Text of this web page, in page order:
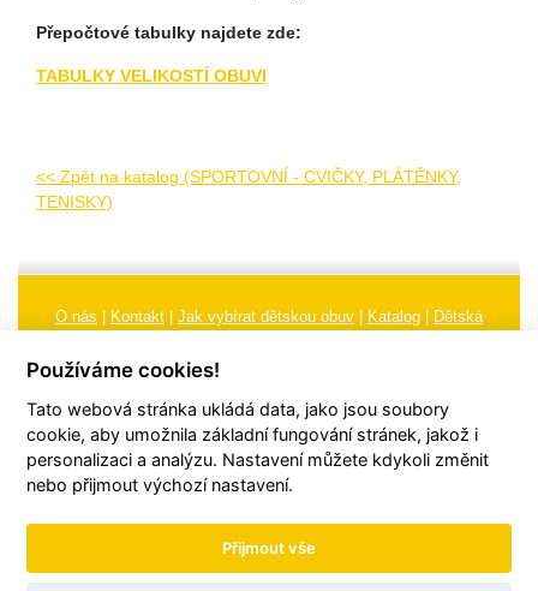
Přepočtové tabulky najdete zde:
TABULKY VELIKOSTÍ OBUVI
<< Zpět na katalog (SPORTOVNÍ - CVIČKY, PLÁTĚNKY,
TENISKY)
O nás Kontakt Jak vybírat dětskou obuv Katalog
Dětská
obuvi, pokyny a informace k reklamaci Nastavení cookies
© 2026TORI, s.r.o.| Všechna práva vyhrazena | Web vytvořil
Používáme cookies!
Tato webová stránka ukládá data, jako jsou soubory
cookie, aby umožnila základní fungování stránek, jakož i
personalizaci a analýzu. Nastavení můžete kdykoli změnit
nebo přijmout výchozí nastavení.
Přijmout vše